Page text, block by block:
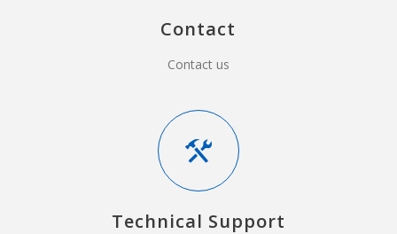
Contact
Contact us
Technical Support